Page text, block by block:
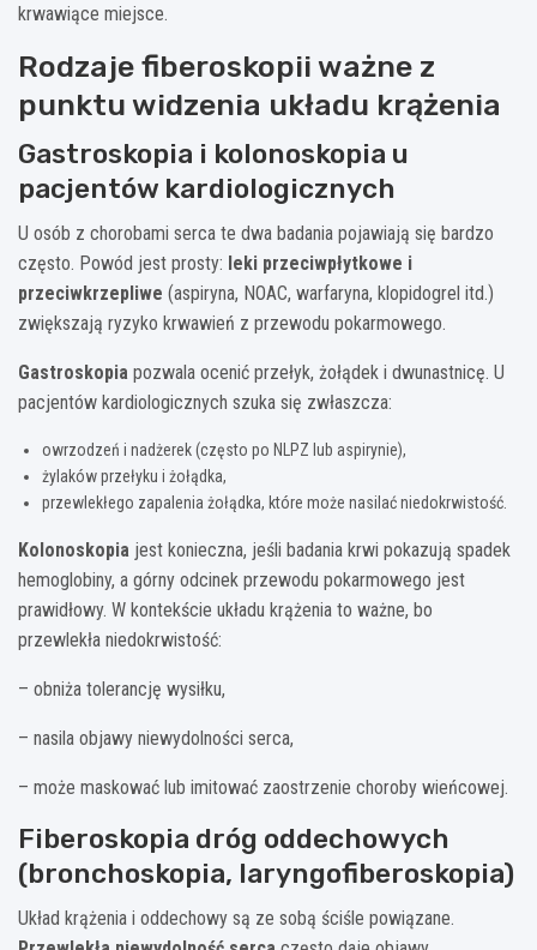
krwawiące miejsce.
Rodzaje fiberoskopii ważne z
punktu widzenia układu krążenia
Gastroskopia i kolonoskopia u
pacjentów kardiologicznych
U osób z chorobami serca te dwa badania pojawiają się bardzo
często. Powód jest prosty: leki przeciwpłytkowe i
przeciwkrzepliwe (aspiryna, NOAC, warfaryna, klopidogrel itd.)
zwiększają ryzyko krwawień z przewodu pokarmowego.
Gastroskopia pozwala ocenić przełyk, żołądek i dwunastnicę. U
pacjentów kardiologicznych szuka się zwłaszcza:
owrzodzeń i nadżerek (często po NLPZ lub aspirynie),
żylaków przełyku i żołądka,
przewlekłego zapalenia żołądka, które może nasilać niedokrwistość.
Kolonoskopia jest konieczna, jeśli badania krwi pokazują spadek
hemoglobiny, a górny odcinek przewodu pokarmowego jest
prawidłowy. W kontekście układu krążenia to ważne, bo
przewlekła niedokrwistość:
– obniża tolerancję wysiłku,
– nasila objawy niewydolności serca,
– może maskować lub imitować zaostrzenie choroby wieńcowej.
Fiberoskopia dróg oddechowych
(bronchoskopia, laryngofiberoskopia)
Układ krążenia i oddechowy są ze sobą ściśle powiązane.